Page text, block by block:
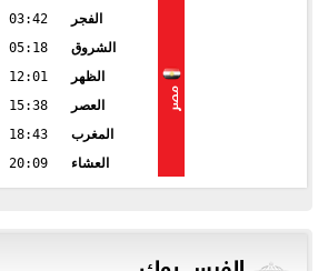
مصر
الفجر
03:42
الشروق
05:18
الظهر
12:01
العصر
15:38
المغرب
18:43
العشاء
20:09